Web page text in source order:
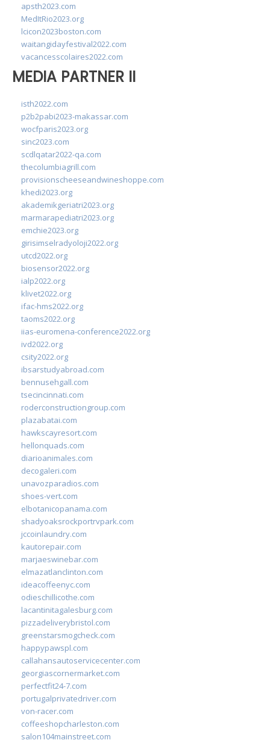
apsth2023.com
MedItRio2023.org
lcicon2023boston.com
waitangidayfestival2022.com
vacancesscolaires2022.com
MEDIA PARTNER II
isth2022.com
p2b2pabi2023-makassar.com
wocfparis2023.org
sinc2023.com
scdlqatar2022-qa.com
thecolumbiagrill.com
provisionscheeseandwineshoppe.com
khedi2023.org
akademikgeriatri2023.org
marmarapediatri2023.org
emchie2023.org
girisimselradyoloji2022.org
utcd2022.org
biosensor2022.org
ialp2022.org
klivet2022.org
ifac-hms2022.org
taoms2022.org
iias-euromena-conference2022.org
ivd2022.org
csity2022.org
ibsarstudyabroad.com
bennusehgall.com
tsecincinnati.com
roderconstructiongroup.com
plazabatai.com
hawkscayresort.com
hellonquads.com
diarioanimales.com
decogaleri.com
unavozparadios.com
shoes-vert.com
elbotanicopanama.com
shadyoaksrockportrvpark.com
jccoinlaundry.com
kautorepair.com
marjaeswinebar.com
elmazatlanclinton.com
ideacoffeenyc.com
odieschillicothe.com
lacantinitagalesburg.com
pizzadeliverybristol.com
greenstarsmogcheck.com
happypawspl.com
callahansautoservicecenter.com
georgiascornermarket.com
perfectfit24-7.com
portugalprivatedriver.com
von-racer.com
coffeeshopcharleston.com
salon104mainstreet.com